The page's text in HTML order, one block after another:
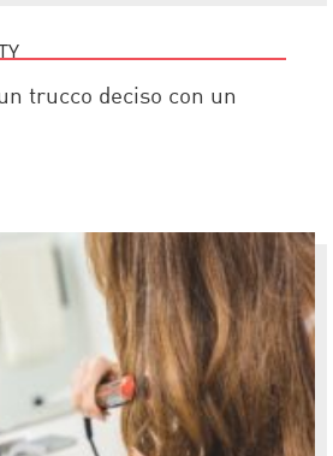
trucco deciso con un